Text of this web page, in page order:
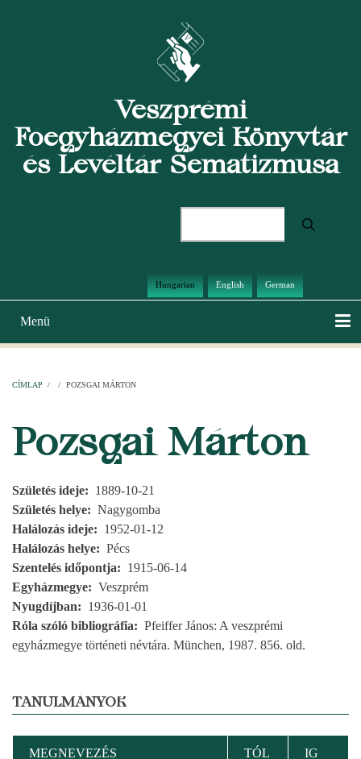
Veszprémi
Főegyházmegyei Könyvtár
és Levéltár Sematizmusa
Hungarian English German
Main
navigation
Menü
CÍMLAP / / POZSGAI MÁRTON
Pozsgai Márton
Születés ideje
1889-10-21
Születés helye
Nagygomba
Halálozás ideje
1952-01-12
Halálozás helye
Pécs
Szentelés időpontja
1915-06-14
Egyházmegye
Veszprém
Nyugdíjban
1936-01-01
Róla szóló bibliográfia
Pfeiffer János: A veszprémi
egyházmegye történeti névtára. München, 1987. 856. old.
TANULMÁNYOK
MEGNEVEZÉS TÓL IG